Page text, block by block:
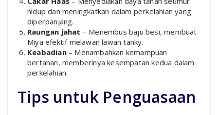
hidup dan meningkatkan dalam perkelahian yang
diperpanjang.
Raungan jahat – Menembus baju besi, membuat
Miya efektif melawan lawan tanky.
Keabadian– Menambahkan kemampuan
bertahan, memberinya kesempatan kedua dalam
perkelahian.
Tips untuk Penguasaan